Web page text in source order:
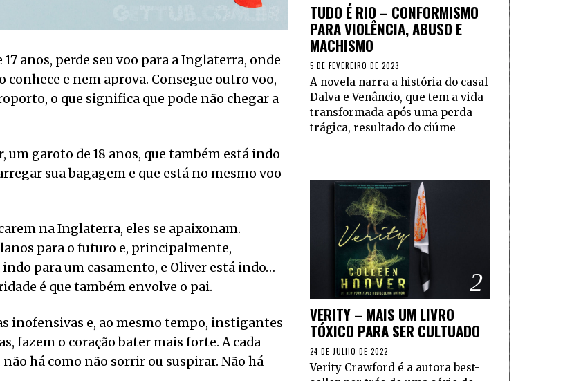
anos, perde seu voo para a Inglaterra, onde
conhece e nem aprova. Consegue outro voo,
o que significa que pode não chegar a
garoto de 18 anos, que também está indo
sua bagagem e que está no mesmo voo
na Inglaterra, eles se apaixonam.
para o futuro e, principalmente,
para um casamento, e Oliver está indo…
é que também envolve o pai.
inofensivas e, ao mesmo tempo, instigantes
fazem o coração bater mais forte. A cada
há como não sorrir ou suspirar. Não há
TUDO É RIO – CONFORMISMO
PARA VIOLÊNCIA, ABUSO E
MACHISMO
5 DE FEVEREIRO DE 2023
A novela narra a história do casal
Dalva e Venâncio, que tem a vida
transformada após uma perda
trágica, resultado do ciúme
2
VERITY – MAIS UM LIVRO
TÓXICO PARA SER CULTUADO
24 DE JULHO DE 2022
Verity Crawford é a autora best-